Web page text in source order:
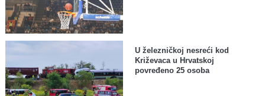
U železničkoj nesreći kod
Križevaca u Hrvatskoj
povređeno 25 osoba